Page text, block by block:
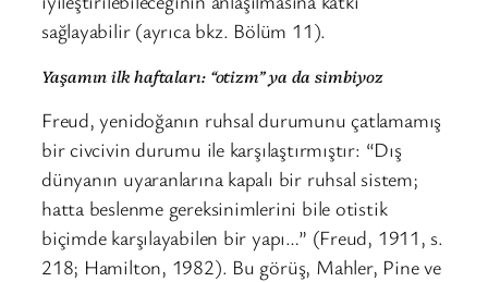
sağlayabilir (ayrıca bkz. Bölüm 11).
Yaşamın ilk haftaları: “otizm” ya da simbiyoz
Freud, yenidoğanın ruhsal durumunu çatlamamış
bir civcivin durumu ile karşılaştırmıştır: “Dış
dünyanın uyaranlarına kapalı bir ruhsal sistem;
hatta beslenme gereksinimlerini bile otistik
biçimde karşılayabilen bir yapı…” (Freud, 1911, s.
218; Hamilton, 1982). Bu görüş, Mahler, Pine ve